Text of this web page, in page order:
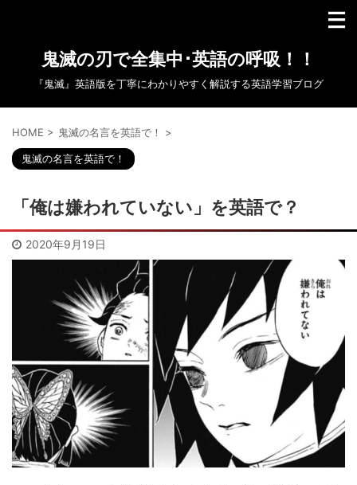
鬼滅の刃で全集中･英語の呼吸！！
『鬼滅』英語版を丁寧にわかりやすく解説する英語学習ブログ
HOME > 鬼滅の名言を英語で！ >
鬼滅の名言を英語で！
「俺は嫌われていない」を英語で？
2020年9月19日